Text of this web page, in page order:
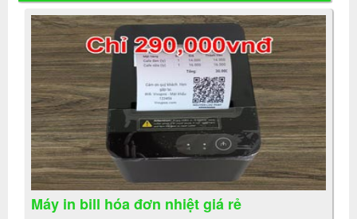
Máy in bill hóa đơn nhiệt giá rẻ